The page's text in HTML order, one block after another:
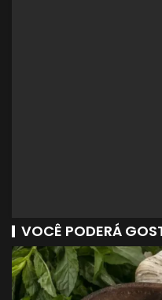
VOCÊ PODERÁ